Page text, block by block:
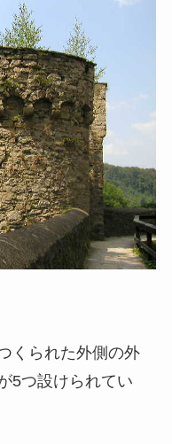
くられた外側の外
5つ設けられてい